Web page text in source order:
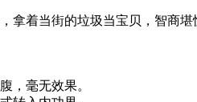
着当街的垃圾当宝贝，智商
，毫无效果。